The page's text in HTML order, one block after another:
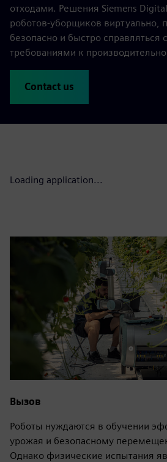
отходами. Решения Siemens
роботов-уборщиков виртуально,
безопасно и быстро справляться
требованиями к
Contact us
Loading application...
Вызов
Роботы нуждаются в обучении
урожая и безопасному
Однако физические испытания